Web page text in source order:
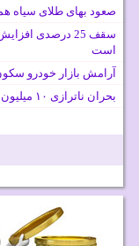
صعود بهای طلای سیاه
سقف 25 درصدی
است
آرامش بازار خودرو
بحران ناترازی ۱۰ میلیون لیتری بنزین لزوم مدیریت تقاضا و اصلاح ساختار